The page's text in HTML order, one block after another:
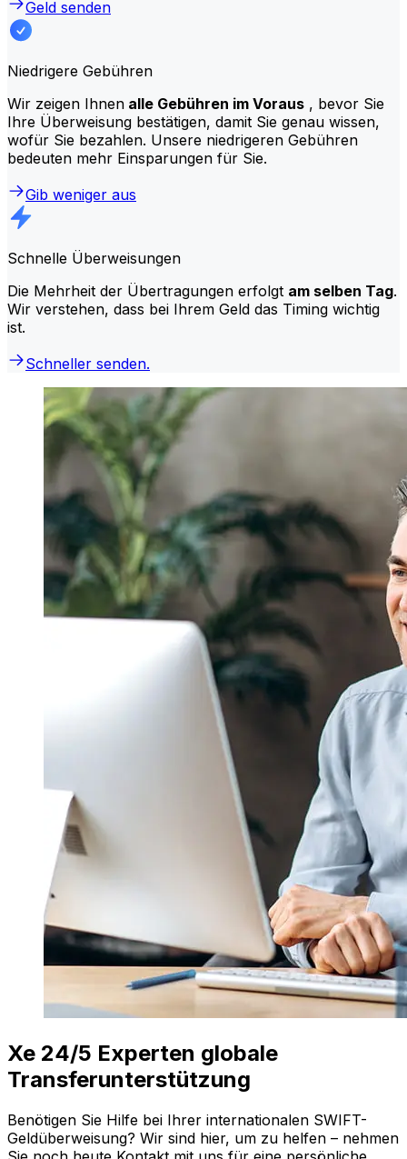
Geld senden
Niedrigere Gebühren
Wir zeigen Ihnen alle Gebühren im Voraus , bevor Sie
Ihre Überweisung bestätigen, damit Sie genau wissen,
wofür Sie bezahlen. Unsere niedrigeren Gebühren
bedeuten mehr Einsparungen für Sie.
Gib weniger aus
Schnelle Überweisungen
Die Mehrheit der Übertragungen erfolgt am selben Tag.
Wir verstehen, dass bei Ihrem Geld das Timing wichtig
ist.
Schneller senden.
Xe 24/5 Experten globale
Transferunterstützung
Benötigen Sie Hilfe bei Ihrer internationalen SWIFT-
Geldüberweisung? Wir sind hier, um zu helfen – nehmen